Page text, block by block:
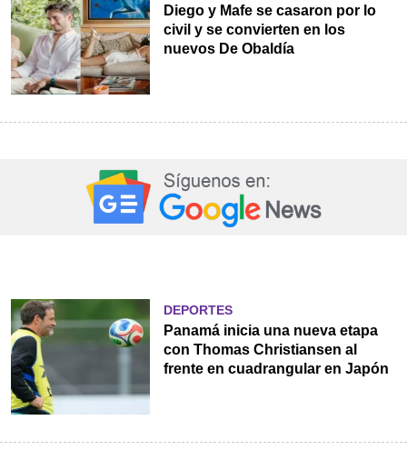
Diego y Mafe se casaron por lo
civil y se convierten en los
nuevos De Obaldía
DEPORTES
Panamá inicia una nueva etapa
con Thomas Christiansen al
frente en cuadrangular en Japón